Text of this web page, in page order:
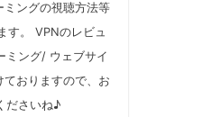
ミングの視聴方法等
す。 VPNのレビュ
ミング/ ウェブサイ
ておりますので、お
ださいね♪